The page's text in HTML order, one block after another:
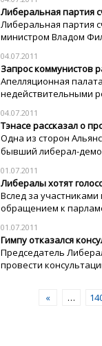
Либеральная партия
Либеральная партия
министром Владом
04.07.2011
Запрос коммунистов
Апелляционная
недействительными
04.07.2011
Тэнасе рассказал о
Одна из сторон
бывший либерал-
01.07.2011
Либералы хотят
Вслед за
обращением к
01.07.2011
Гимпу отказался
Председатель
провести
« …